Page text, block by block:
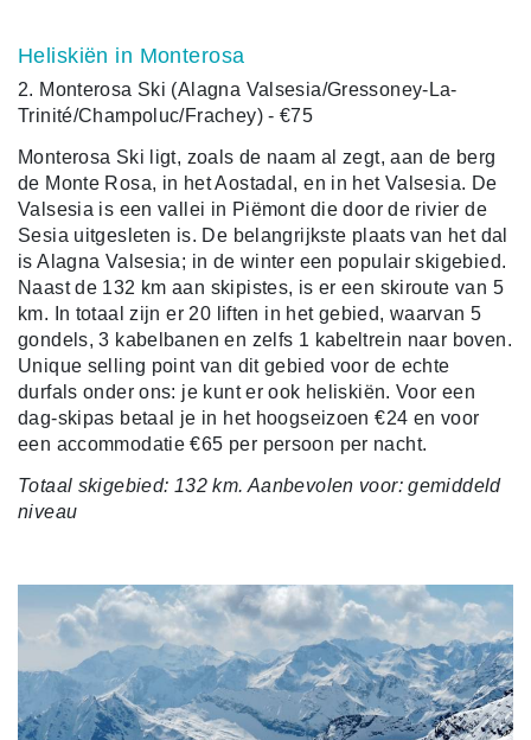
Heliskiën in Monterosa
2. Monterosa Ski (Alagna Valsesia/Gressoney-La-
Trinité/Champoluc/Frachey) - €75
Monterosa Ski ligt, zoals de naam al zegt, aan de berg
de Monte Rosa, in het Aostadal, en in het Valsesia. De
Valsesia is een vallei in Piëmont die door de rivier de
Sesia uitgesleten is. De belangrijkste plaats van het dal
is Alagna Valsesia; in de winter een populair skigebied.
Naast de 132 km aan skipistes, is er een skiroute van 5
km. In totaal zijn er 20 liften in het gebied, waarvan 5
gondels, 3 kabelbanen en zelfs 1 kabeltrein naar boven.
Unique selling point van dit gebied voor de echte
durfals onder ons: je kunt er ook heliskiën. Voor een
dag-skipas betaal je in het hoogseizoen €24 en voor
een accommodatie €65 per persoon per nacht.
Totaal skigebied: 132 km. Aanbevolen voor: gemiddeld
niveau